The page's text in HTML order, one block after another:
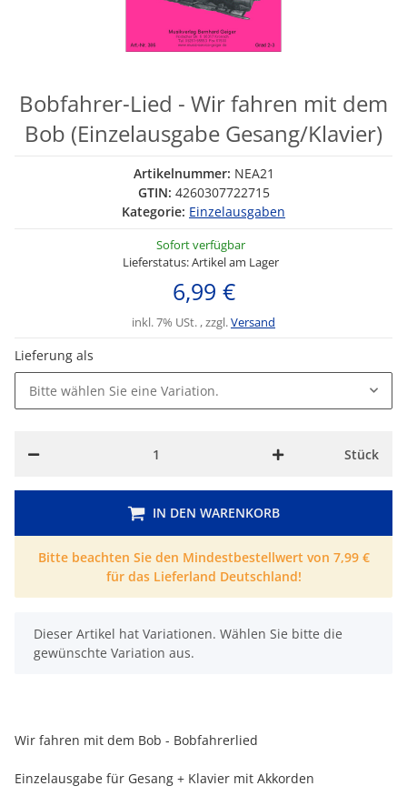
Wir fahren mit dem Bob - Bobfahrerlied
Einzelausgabe für Gesang + Klavier mit Akkorden
Bobfahrer-Lied - Wir fahren mit dem
Bob (Einzelausgabe Gesang/Klavier)
Artikelnummer: NEA21
GTIN: 4260307722715
Kategorie: Einzelausgaben
Sofort verfügbar
Lieferstatus: Artikel am Lager
6,99 €
inkl. 7% USt. , zzgl.Versand
Lieferung als
Bitte wählen Sie eine Variation.
Stück
IN DEN WARENKORB
Bitte beachten Sie den Mindestbestellwert von 7,99 €
für das Lieferland Deutschland!
x
Dieser Artikel hat Variationen. Wählen Sie bitte die
gewünschte Variation aus.